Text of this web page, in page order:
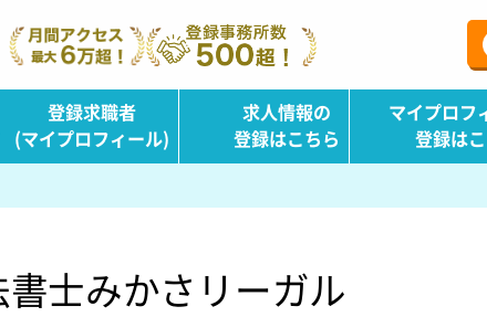
司法書士JOBサーチ
登録求職者
(マイプロフィール)
求人情報の
登録はこちら
マイプロフ
登録は
書士みかさリーガル